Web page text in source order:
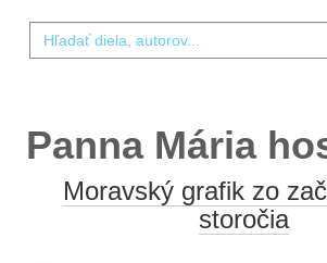
Panna Mária
Moravský grafik zo
storočia